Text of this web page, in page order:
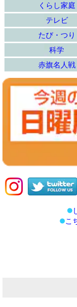
くらし家庭
テレビ
たび・つり
科学
赤旗名人戦
こ